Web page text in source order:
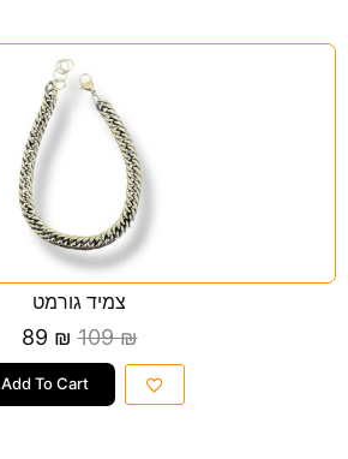
צמיד גורמט
109₪
89 ₪
Add To Cart